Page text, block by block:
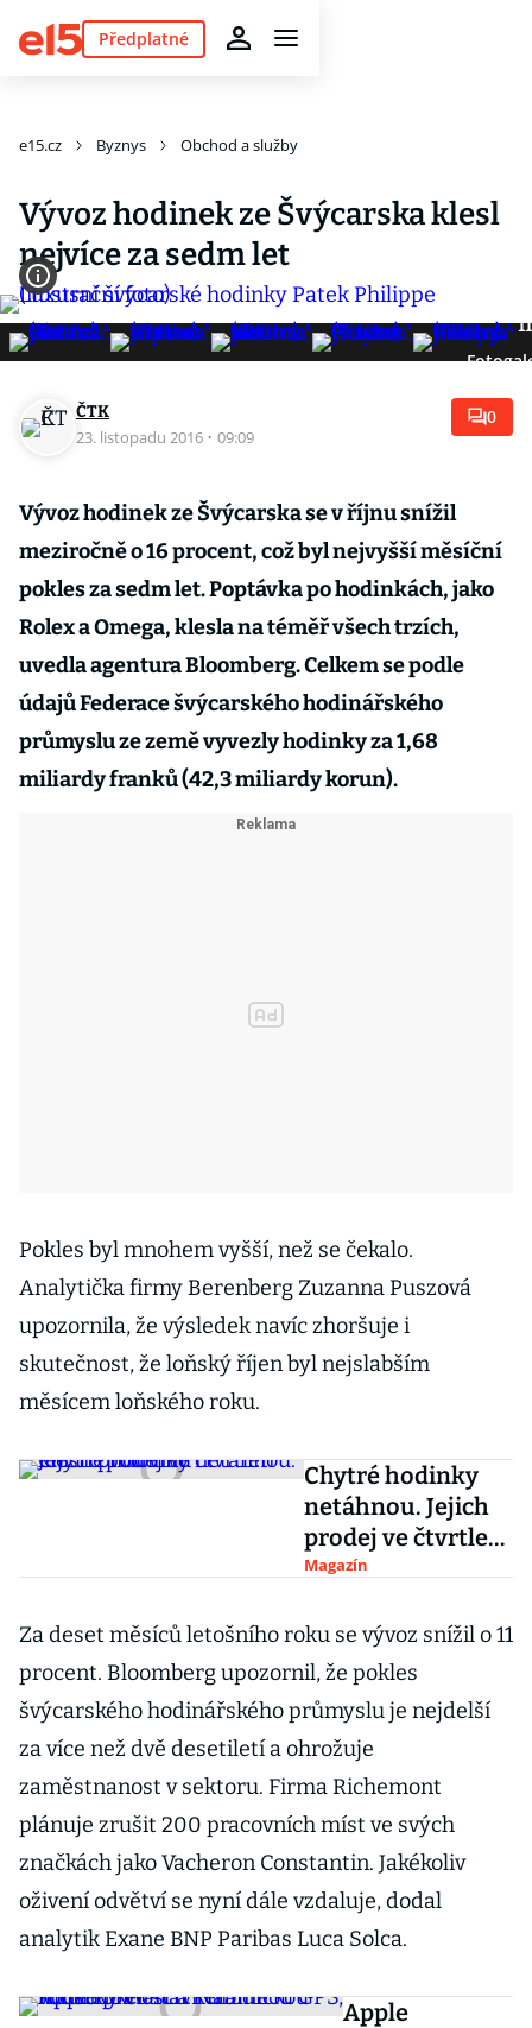
Předplatné
e15.cz Byznys Obchod a služby
Vývoz hodinek ze Švýcarska klesl
nejvíce za sedm let
11
ČTK
23. listopadu 2016 · 09:09
0
Vývoz hodinek ze Švýcarska se v říjnu snížil
meziročně o 16 procent, což byl nejvyšší měsíční
pokles za sedm let. Poptávka po hodinkách, jako
Rolex a Omega, klesla na téměř všech trzích,
uvedla agentura Bloomberg. Celkem se podle
údajů Federace švýcarského hodinářského
průmyslu ze země vyvezly hodinky za 1,68
miliardy franků (42,3 miliardy korun).
Pokles byl mnohem vyšší, než se čekalo.
Analytička firmy Berenberg Zuzanna Puszová
upozornila, že výsledek navíc zhoršuje i
skutečnost, že loňský říjen byl nejslabším
měsícem loňského roku.
Chytré hodinky
netáhnou. Jejich
prodej ve čtvrtletí
klesl o polovinu
Magazín
Za deset měsíců letošního roku se vývoz snížil o 11
procent. Bloomberg upozornil, že pokles
švýcarského hodinářského průmyslu je nejdelší
za více než dvě desetiletí a ohrožuje
zaměstnanost v sektoru. Firma Richemont
plánuje zrušit 200 pracovních míst ve svých
značkách jako Vacheron Constantin. Jakékoliv
oživení odvětví se nyní dále vzdaluje, dodal
analytik Exane BNP Paribas Luca Solca.
Apple